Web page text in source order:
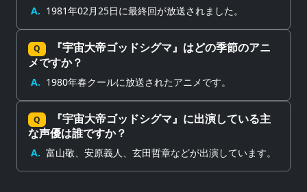
A. 1981年02月25日に最終回が放送されました。
Q
『宇宙大帝ゴッドシグマ』はどの季節のアニ
メですか？
A. 1980年春クールに放送されたアニメです。
Q
『宇宙大帝ゴッドシグマ』に出演している主
な声優は誰ですか？
A. 富山敬、安原義人、玄田哲章などが出演しています。